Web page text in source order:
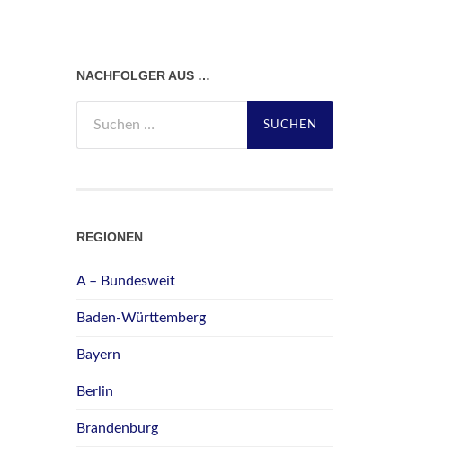
NACHFOLGER AUS …
nach:
REGIONEN
A – Bundesweit
Baden-Württemberg
Bayern
Berlin
Brandenburg